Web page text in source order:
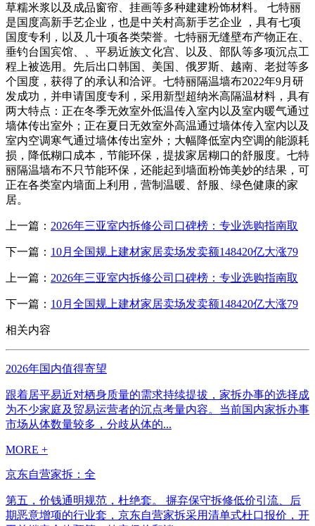
草糯米浆以及成品窗帘、挂画等多种建建粉饰材料。 七特丽
是国度高新手艺企业，也是中关村高新手艺企业 ，具有七项
国度专利，以及几十项各类荣誉。七特丽无缝壁布产物正在、
垂钓台国宾馆、、平易近族文化宫、以及、部队等多项沉点工
程上被选用。先后出口韩国、美国、俄罗斯、越南、老挝等多
个国度，获得了的承认和洽评。七特丽隔温墙布2022年9月研
发成功，并申请国度专利，采用新型超纳米高隔温材料，具有
两大特点：正在冬季无效室外低温传入室内以及室内暖气通过
墙体传出室外；正在夏日无效室外高温通过墙体传入室内以及
室内空调寒气通过墙体传出室外；大幅降低室内空调的能源耗
损，降低糊口成本，节能环保，提拔家居糊口的舒服度。七特
丽隔温墙布不只节能环保，还能起到墙面粉饰美妙的结果，可
正在各类室内墙面上利用，营制温暖、舒服、绿色健康的家
居。
上一篇： 2026年三亚室内拆修公司口碑榜：专业选购指南取
下一篇： 10月全国规上建材家居卖场发卖额148420亿大涨79
上一篇： 2026年三亚室内拆修公司口碑榜：专业选购指南取
下一篇： 10月全国规上建材家居卖场发卖额148420亿大涨79
相关内容
2026年国内值得寄望
跟着居平易近对栖身质量的需求持续提拔，家拆办事的选择成
为不少家庭及贸易运营者的沉点考量内容。当前国内家拆办事
市场从体数量较多，分歧从体的...
MORE +
京东自营家拆：全
第五，价钱通明规范，杜绝套。 摒弃保守拆修低价引流、后
期恶意增项的行业套，京东自营家拆采用清单式杜口报价，开